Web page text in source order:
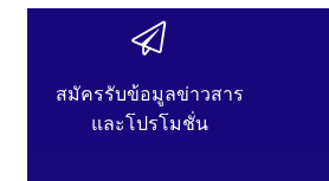
สมัครรับข้อมูลข่าวสาร
และโปรโมชั่น